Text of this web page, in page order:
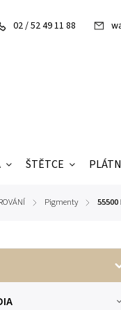
02 / 52 49 11 88
ŠTĚTCE
/ Pigmenty /